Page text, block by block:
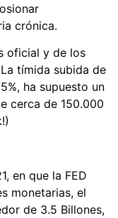
crónica.
oficial y de los
tímida subida de
ha supuesto un
cerca de 150.000
en que la FED
monetarias, el
de 3.5 Billones,